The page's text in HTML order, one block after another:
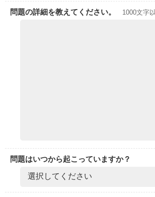
問題の詳細を教えてください。 1000文字
問題はいつから起こっていますか？